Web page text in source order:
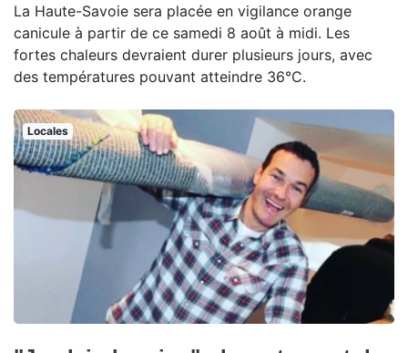
La Haute-Savoie sera placée en vigilance orange
canicule à partir de ce samedi 8 août à midi. Les
fortes chaleurs devraient durer plusieurs jours, avec
des températures pouvant atteindre 36°C.
Locales